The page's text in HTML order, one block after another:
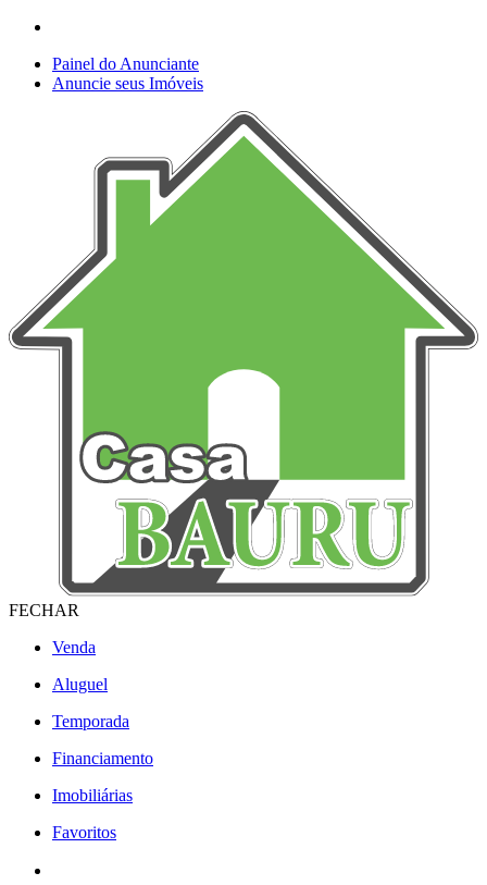
Painel do Anunciante
Anuncie seus Imóveis
FECHAR
Venda
Aluguel
Temporada
Financiamento
Imobiliárias
Favoritos